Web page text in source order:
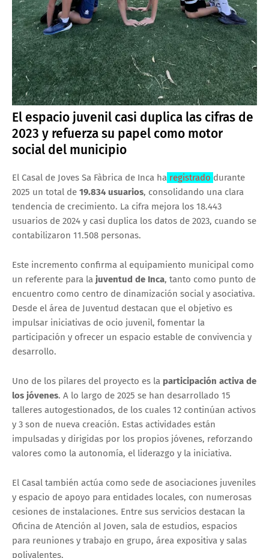
El espacio juvenil casi duplica las cifras de
2023 y refuerza su papel como motor
social del municipio
El Casal de Joves Sa Fàbrica de Inca ha registrado durante
2025 un total de 19.834 usuarios, consolidando una clara
tendencia de crecimiento. La cifra mejora los 18.443
usuarios de 2024 y casi duplica los datos de 2023, cuando se
contabilizaron 11.508 personas.
Este incremento confirma al equipamiento municipal como
un referente para la juventud de Inca, tanto como punto de
encuentro como centro de dinamización social y asociativa.
Desde el área de Juventud destacan que el objetivo es
impulsar iniciativas de ocio juvenil, fomentar la
participación y ofrecer un espacio estable de convivencia y
desarrollo.
Uno de los pilares del proyecto es la participación activa de
los jóvenes. A lo largo de 2025 se han desarrollado 15
talleres autogestionados, de los cuales 12 continúan activos
y 3 son de nueva creación. Estas actividades están
impulsadas y dirigidas por los propios jóvenes, reforzando
valores como la autonomía, el liderazgo y la iniciativa.
El Casal también actúa como sede de asociaciones juveniles
y espacio de apoyo para entidades locales, con numerosas
cesiones de instalaciones. Entre sus servicios destacan la
Oficina de Atención al Joven, sala de estudios, espacios
para reuniones y trabajo en grupo, área expositiva y salas
polivalentes.